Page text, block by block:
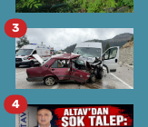
3
4